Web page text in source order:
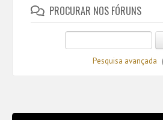
PROCURAR NOS FÓRUNS
Pesquisa avançada